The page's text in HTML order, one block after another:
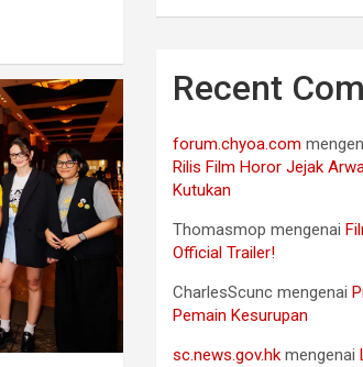
Recent
forum.chyoa.com
Rilis Film Horor Jejak
Kutukan
Thomasmop mengenai
Official Trailer!
CharlesScunc mengenai
Pemain Kesurupan
sc.news.gov.hk mengenai